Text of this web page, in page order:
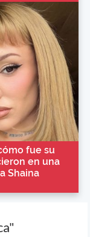
fue su
en una
Shaina